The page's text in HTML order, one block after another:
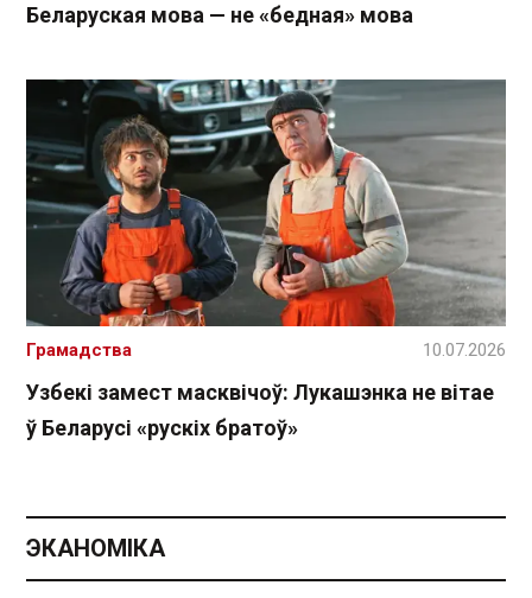
Беларуская мова — не «бедная» мова
Узбекі замест масквічоў: Лукашэнка не вітае
ў Беларусі «рускіх братоў»
Грамадства 10.07.2026
ЭКАНОМІКА